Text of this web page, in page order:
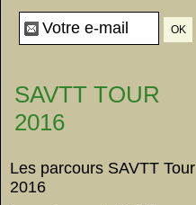
SAVTT TOUR
2016
Les parcours SAVTT Tour
2016